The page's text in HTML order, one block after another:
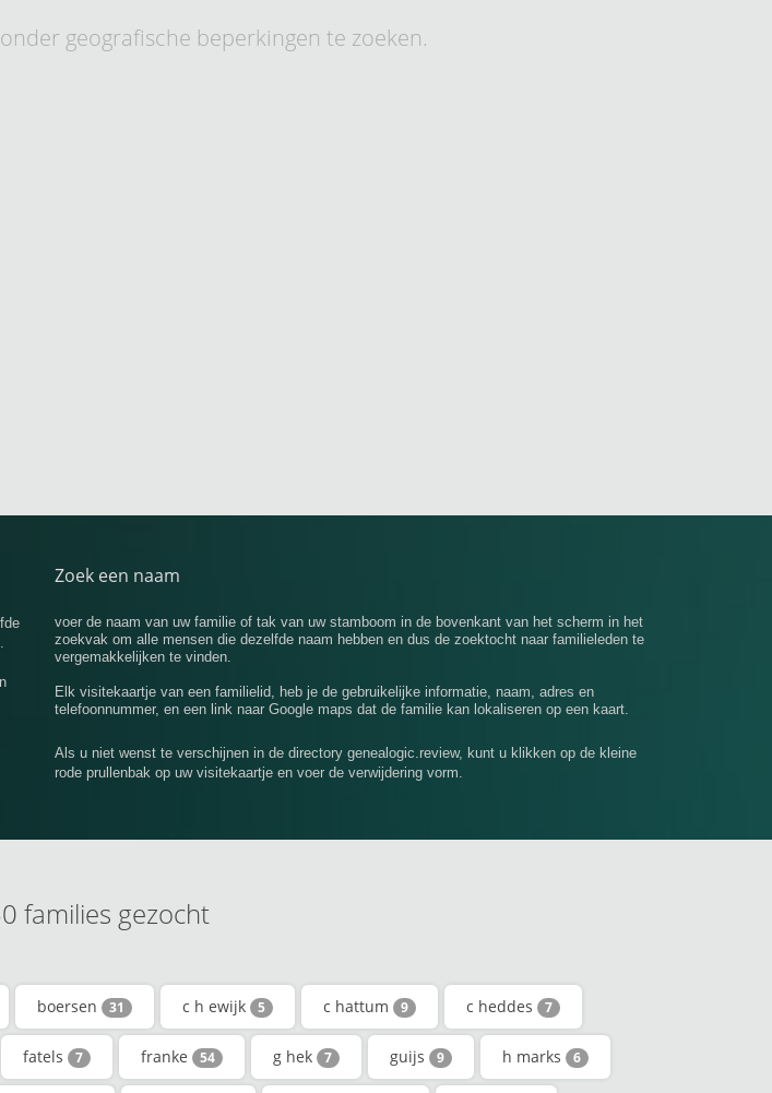
geografische beperkingen te zoeken.
Zoek een naam
voer de naam van uw familie of tak van uw stamboom in de bovenkant van het scherm in het
zoekvak om alle mensen die dezelfde naam hebben en dus de zoektocht naar familieleden te
vergemakkelijken te vinden.
Elk visitekaartje van een familielid, heb je de gebruikelijke informatie, naam, adres en
telefoonnummer, en een link naar Google maps dat de familie kan lokaliseren op een kaart.
Als u niet wenst te verschijnen in de directory genealogic.review, kunt u klikken op de kleine
rode prullenbak op uw visitekaartje en voer de verwijdering vorm.
families gezocht
boersen 31 c h ewijk 5 c hattum 9 c heddes 7
fatels 7 franke 54 g hek 7 guijs 9 h marks 6